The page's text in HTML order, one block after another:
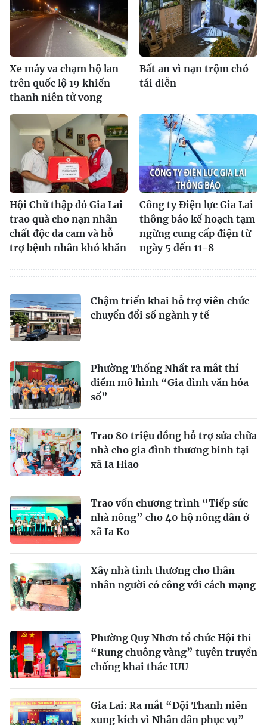
Xe máy va chạm hộ lan
trên quốc lộ 19 khiến
thanh niên tử vong
Bất an vì nạn trộm chó
tái diễn
Hội Chữ thập đỏ Gia Lai
trao quà cho nạn nhân
chất độc da cam và hỗ
trợ bệnh nhân khó khăn
Công ty Điện lực Gia Lai
thông báo kế hoạch tạm
ngừng cung cấp điện từ
ngày 5 đến 11-8
Chậm triển khai hỗ trợ viên chức
chuyển đổi số ngành y tế
Phường Thống Nhất ra mắt thí
điểm mô hình “Gia đình văn hóa
số”
Trao 80 triệu đồng hỗ trợ sửa chữa
nhà cho gia đình thương binh tại
xã Ia Hiao
Trao vốn chương trình “Tiếp sức
nhà nông” cho 40 hộ nông dân ở
xã Ia Ko
Xây nhà tình thương cho thân
nhân người có công với cách mạng
Phường Quy Nhơn tổ chức Hội thi
“Rung chuông vàng” tuyên truyền
chống khai thác IUU
Gia Lai: Ra mắt “Đội Thanh niên
xung kích vì Nhân dân phục vụ”